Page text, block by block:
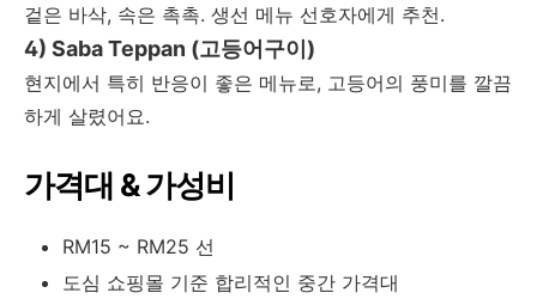
겉은 바삭, 속은 촉촉. 생선 메뉴 선호자에게 추천.
4) Saba Teppan (고등어구이)
현지에서 특히 반응이 좋은 메뉴로, 고등어의 풍미를 깔끔
하게 살렸어요.
가격대 & 가성비
RM15 ~ RM25 선
도심 쇼핑몰 기준 합리적인 중간 가격대